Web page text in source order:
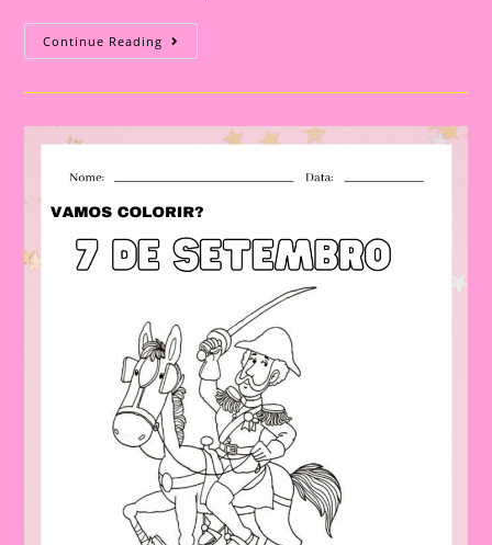
Continue Reading Explorando
A
Do
Pequenos